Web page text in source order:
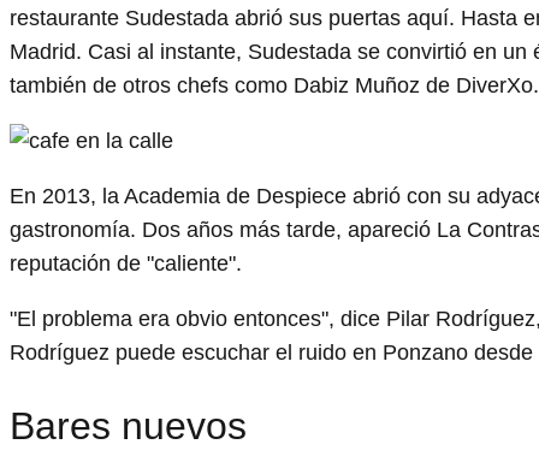
restaurante Sudestada abrió sus puertas aquí. Hasta
Madrid. Casi al instante, Sudestada se convirtió en
también de otros chefs como Dabiz Muñoz de DiverXo.
En 2013, la Academia de Despiece abrió con su
gastronomía. Dos años más tarde, apareció La
reputación de "caliente".
"El problema era obvio entonces", dice Pilar
Rodríguez puede escuchar el ruido en Ponzano
Bares nuevos